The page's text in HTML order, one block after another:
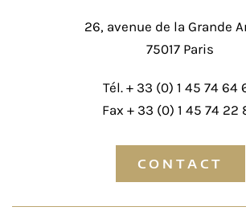
26, avenue de la Grande
75017 Paris
Tél. + 33 (0) 1 45 74 64
Fax + 33 (0) 1 45 74 22
CONTACT